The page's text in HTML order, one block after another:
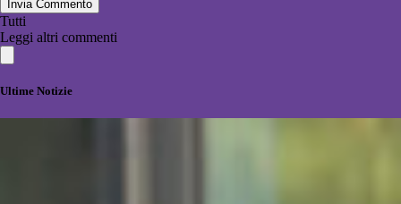
Invia Commento
Tutti
Leggi altri commenti
Ultime Notizie